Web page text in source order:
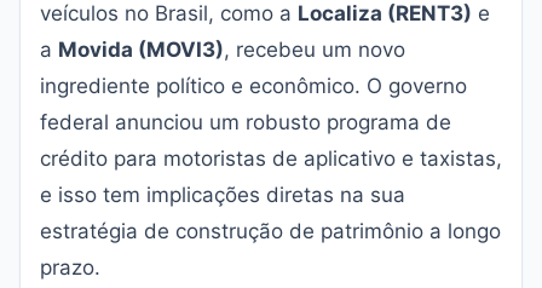
veículos no Brasil, como a Localiza (RENT3) e
a Movida (MOVI3), recebeu um novo
ingrediente político e econômico. O governo
federal anunciou um robusto programa de
crédito para motoristas de aplicativo e taxistas,
e isso tem implicações diretas na sua
estratégia de construção de patrimônio a longo
prazo.